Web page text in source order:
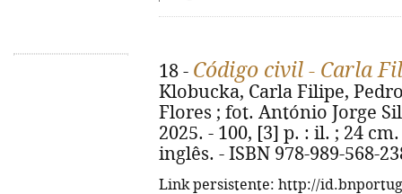
18 - Código civil - Carla
Klobucka, Carla Filipe,
Flores ; fot. António Jorge
2025. - 100, [3] p. : il. ; 24
inglês. - ISBN 978-989-568-
Link persistente: http://